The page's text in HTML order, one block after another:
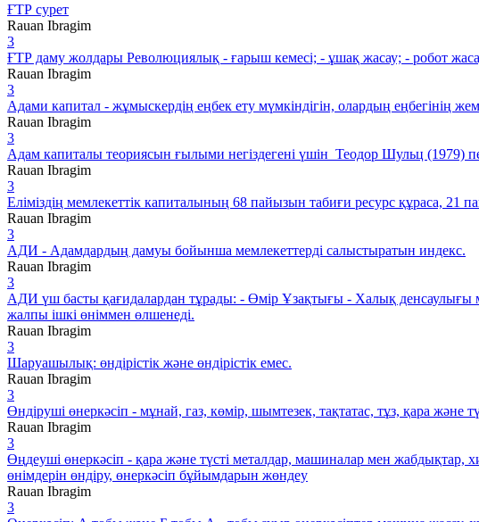
ҒТР сурет
Rauan Ibragim
3
ҒТР даму жолдары Революциялық - ғарыш кемесі; - ұшақ жасау; - робот
Rauan Ibragim
3
Адами капитал - жұмыскердің еңбек ету мүмкіндігін, олардың еңбегінің
Rauan Ibragim
3
Адам капиталы теориясын ғылыми негіздегені үшін Теодор Шульц (1979)
Rauan Ibragim
3
Еліміздің мемлекеттік капиталының 68 пайызын табиғи ресурс құраса, 21
Rauan Ibragim
3
АДИ - Адамдардың дамуы бойынша мемлекеттерді салыстыратын индекс.
Rauan Ibragim
3
АДИ үш басты қағидалардан тұрады: - Өмір Ұзақтығы - Халық денсаулығы
жалпы ішкі өніммен өлшенеді.
Rauan Ibragim
3
Шаруашылық: өндірістік және өндірістік емес.
Rauan Ibragim
3
Өндіруші өнеркәсіп - мұнай, газ, көмір, шымтезек, тақтатас, тұз, қара және
Rauan Ibragim
3
Өңдеуші өнеркәсіп - қара және түсті металдар, машиналар мен жабдықтар,
өнімдерін өндіру, өнеркәсіп бұйымдарын жөндеу
Rauan Ibragim
3